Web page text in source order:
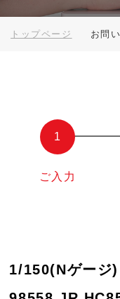
トップページ お問
ご入力
1/150(Nゲージ